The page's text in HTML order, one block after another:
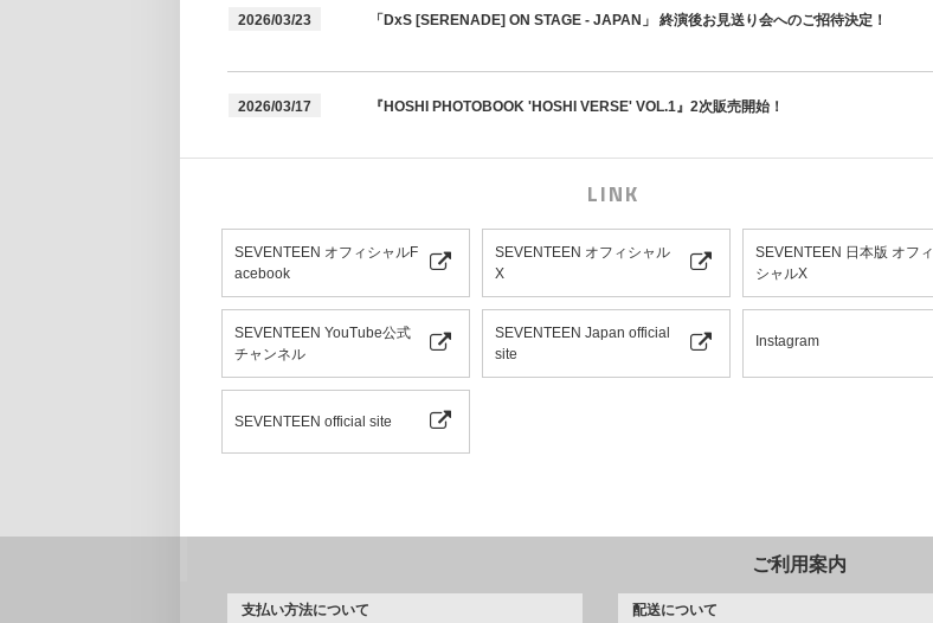
2026/03/23 「DxS [SERENADE] ON STAGE - JAPAN」 終演後お見送り会へのご招待決定！
2026/03/17 『HOSHI PHOTOBOOK 'HOSHI VERSE' VOL.1』2次販売開始！
LINK
SEVENTEEN オフィシャルF
acebook
SEVENTEEN オフィシャル
X
SEVENTEEN 日本版 オフィ
シャルX
SEVENTEEN YouTube公式
チャンネル
SEVENTEEN Japan official
site
Instagram
SEVENTEEN official site
ご利用案内
支払い方法について 配送について